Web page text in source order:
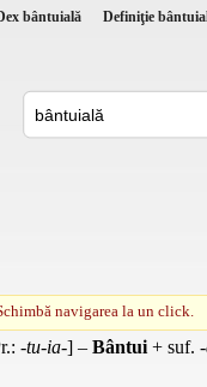
bântuială Definiţie
navigarea la un click.
: -tu-ia-] – Bântui + suf. -